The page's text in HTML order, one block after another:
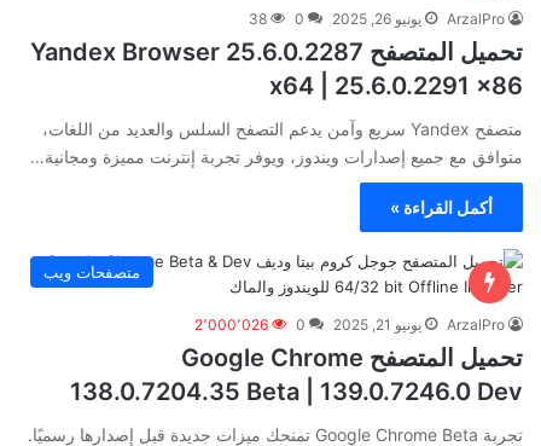
ArzalPro يونيو 26, 2025 0
38
تحميل المتصفح Yandex Browser 25.6.0.2287
x64 | 25.6.0.2291 x86
متصفح Yandex سريع وآمن يدعم التصفح السلس والعديد من اللغات،
متوافق مع جميع إصدارات ويندوز، ويوفر تجربة إنترنت مميزة ومجانية…
أكمل القراءة »
متصفحات ويب
ArzalPro يونيو 21, 2025 0 2٬000٬026
تحميل المتصفح Google Chrome
138.0.7204.35 Beta | 139.0.7246.0 Dev
تجربة Google Chrome Beta تمنحك ميزات جديدة قبل إصدارها رسميًا.